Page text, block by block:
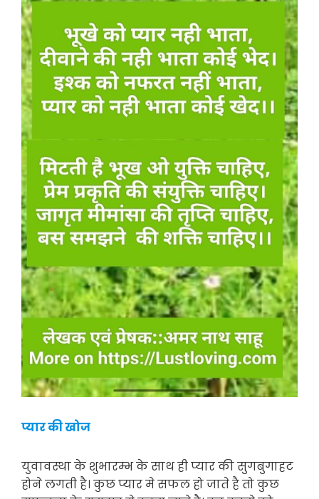
प्यार की खोज
युवावस्था के शुभारम्भ के साथ ही प्यार की सुगबुगाहट
होने लगती है। कुछ प्यार मे सफल हो जाते है तो कुछ